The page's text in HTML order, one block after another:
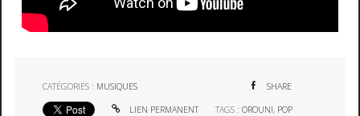
CATÉGORIES : MUSIQUES SHARE
LIEN PERMANENT TAGS : OROUNI, POP